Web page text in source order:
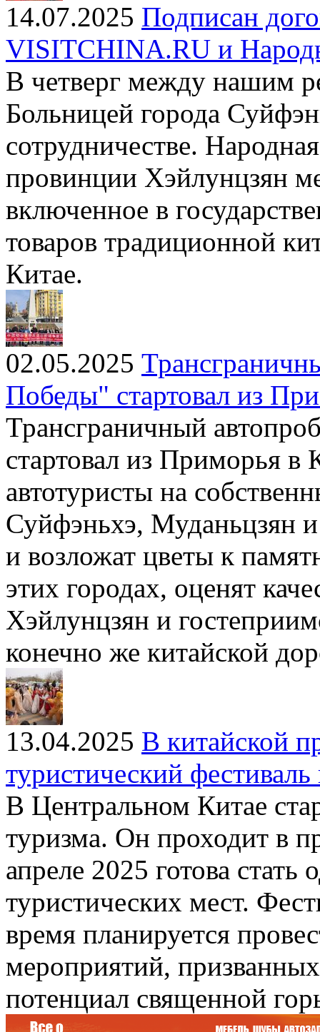
14.07.2025 Подписан
VISITCHINA.RU и
В четверг между нашим
Больницей города
сотрудничестве.
провинции Хэйлунцзян
включенное в
товаров традиционной
Китае.
02.05.2025
Победы" стартовал из
Трансграничный
стартовал из Приморья в
автотуристы на
Суйфэньхэ, Муданьцзян
и возложат цветы к
этих городах, оценят
Хэйлунцзян и
конечно же китайской
13.04.2025 В китайской
туристический
В Центральном Китае
туризма. Он проходит в
апреле 2025 готова
туристических мест.
время планируется
мероприятий,
потенциал священной